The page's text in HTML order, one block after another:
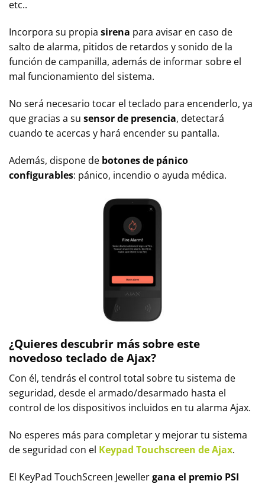
etc..
Incorpora su propia sirena para avisar en caso de
salto de alarma, pitidos de retardos y sonido de la
función de campanilla, además de informar sobre el
mal funcionamiento del sistema.
No será necesario tocar el teclado para encenderlo, ya
que gracias a su sensor de presencia, detectará
cuando te acercas y hará encender su pantalla.
Además, dispone de botones de pánico
configurables: pánico, incendio o ayuda médica.
¿Quieres descubrir más sobre este
novedoso teclado de Ajax?
Con él, tendrás el control total sobre tu sistema de
seguridad, desde el armado/desarmado hasta el
control de los dispositivos incluidos en tu alarma Ajax.
No esperes más para completar y mejorar tu sistema
de seguridad con el Keypad Touchscreen de Ajax.
El KeyPad TouchScreen Jewellergana el premio PSI